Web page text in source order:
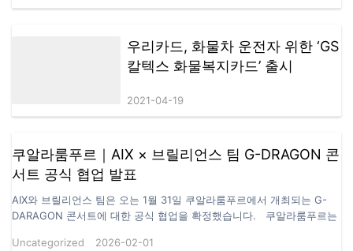
우리카드, 화물차 운전자 위한 ‘GS
칼텍스 화물복지카드’ 출시
2021-04-19
쿠알라룸푸르｜AIX × 브릴리언스 팀 G-DRAGON 콘
서트 공식 협업 발표
AIX와 브릴리언스 팀은 오는 1월 31일 쿠알라룸푸르에서 개최되는 G-
DARAGON 콘서트에 대한 공식 협업을 확정했습니다. 쿠알라룸푸르는
과 글로벌 문화 영향력을 동시에 갖춘 도시입니다. 여기에 G-DRAGON
Uncategorized 2026-02-01